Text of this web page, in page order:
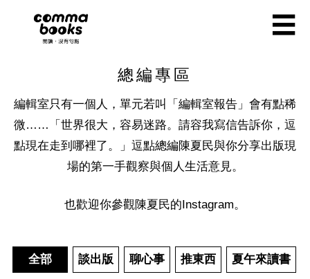
☰
總編專區
編輯室只有一個人，單元若叫「編輯室報告」會有點稀
微……「世界很大，容易迷路。請容我寫信告訴你，逗
點現在走到哪裡了。」逗點總編陳夏民與你分享出版現
場的第一手觀察與個人生活意見。
也歡迎你參觀陳夏民的Instagram。
全部 談出版 聊心事 推東西 夏午來讀書